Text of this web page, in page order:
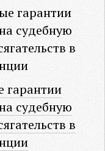
гарантии
судебную
в